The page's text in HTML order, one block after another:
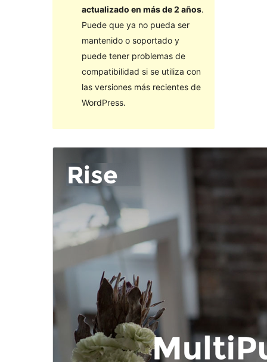
actualizado en más de 2 años.
Puede que ya no pueda ser
mantenido o soportado y
puede tener problemas de
compatibilidad si se utiliza con
las versiones más recientes de
WordPress.